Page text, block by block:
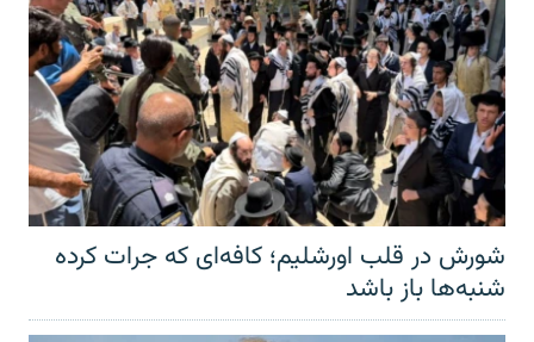
شورش در قلب اورشلیم؛ کافه‌ای که جرات کرده
شنبه‌ها باز باشد